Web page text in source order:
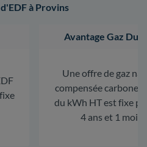
à Provins
Avantage Gaz
Une offre de gaz
compensée carbone.
du kWh HT est fixe
4 ans et 1 mois.